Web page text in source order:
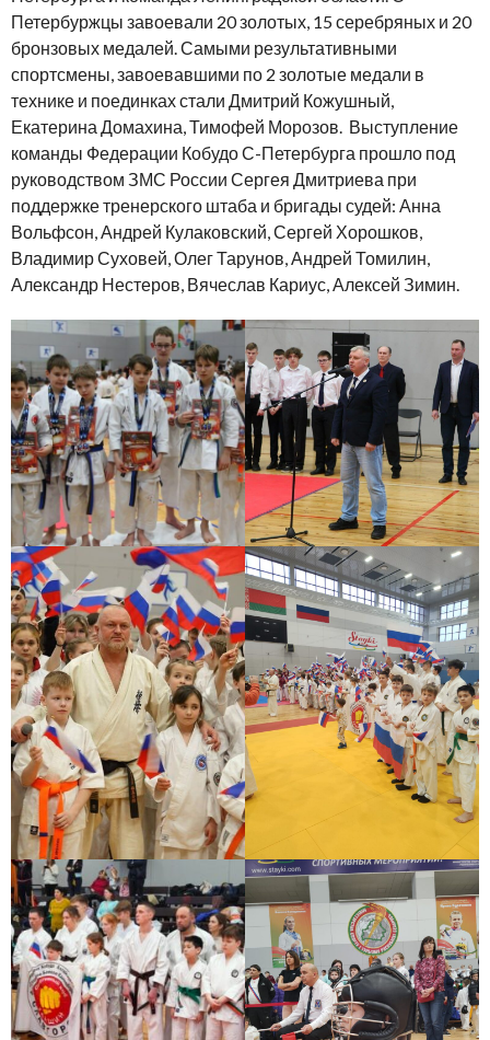
Петербуржцы завоевали 20 золотых, 15 серебряных и 20
бронзовых медалей. Самыми результативными
спортсмены, завоевавшими по 2 золотые медали в
технике и поединках стали Дмитрий Кожушный,
Екатерина Домахина, Тимофей Морозов. Выступление
команды Федерации Кобудо С-Петербурга прошло под
руководством ЗМС России Сергея Дмитриева при
поддержке тренерского штаба и бригады судей: Анна
Вольфсон, Андрей Кулаковский, Сергей Хорошков,
Владимир Суховей, Олег Тарунов, Андрей Томилин,
Александр Нестеров, Вячеслав Кариус, Алексей Зимин.